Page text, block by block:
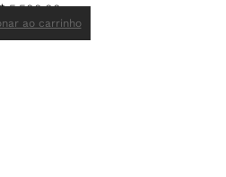
5.500,00
ao carrinho